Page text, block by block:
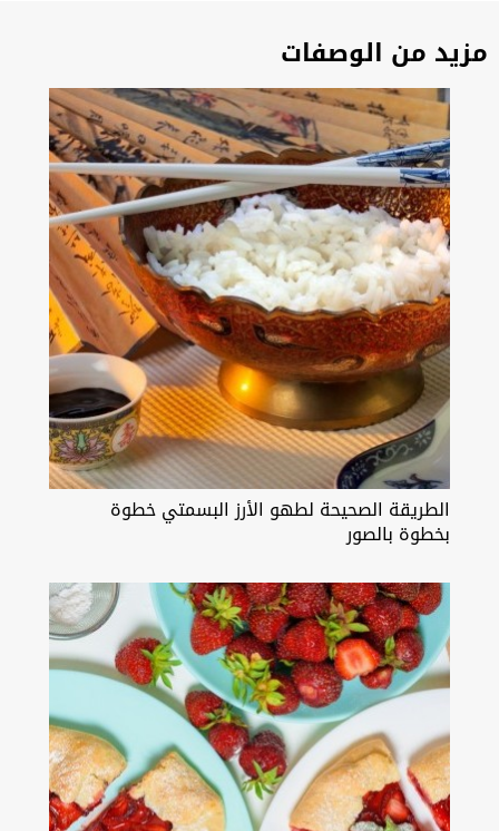
مزيد من الوصفات
الطريقة الصحيحة لطهو الأرز البسمتي خطوة
بخطوة بالصور